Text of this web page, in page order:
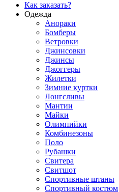
Как заказать?
Одежда
Анораки
Бомберы
Ветровки
Джинсовки
Джинсы
Джоггеры
Жилетки
Зимние куртки
Лонгсливы
Мантии
Майки
Олимпийки
Комбинезоны
Поло
Рубашки
Свитера
Свитшот
Спортивные штаны
Спортивный костюм